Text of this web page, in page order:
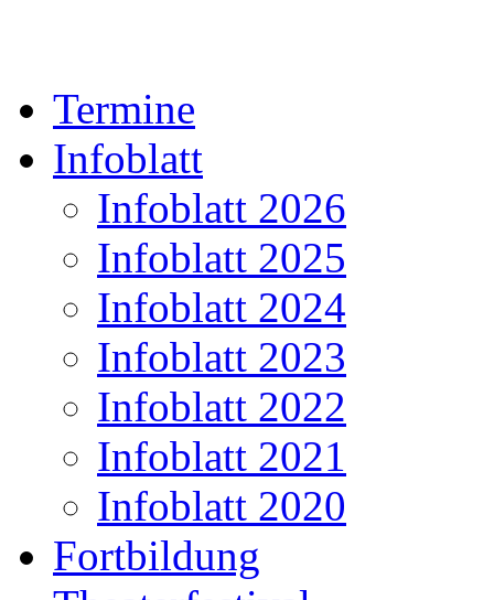
Termine
Infoblatt
Infoblatt 2026
Infoblatt 2025
Infoblatt 2024
Infoblatt 2023
Infoblatt 2022
Infoblatt 2021
Infoblatt 2020
Fortbildung